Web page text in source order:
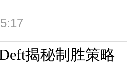
揭秘制胜策略